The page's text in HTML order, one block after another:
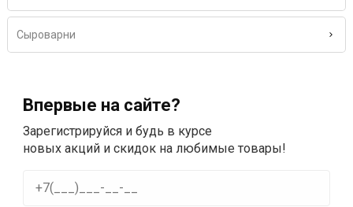
Сыроварни
Впервые на сайте?
Зарегистрируйся и будь в курсе
новых акций и скидок на любимые товары!